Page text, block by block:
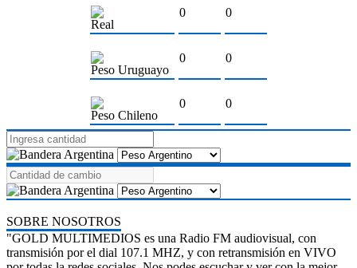
Real
0 0
Peso Uruguayo
0 0
Peso Chileno
0 0
SOBRE NOSOTROS
"GOLD MULTIMEDIOS es una Radio FM audiovisual, con
transmisión por el dial 107.1 MHZ, y con retransmisión en VIVO